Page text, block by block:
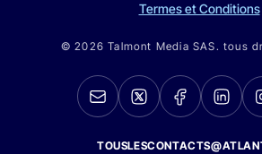
Termes et Conditions
© 2026 Talmont Media SAS. tous